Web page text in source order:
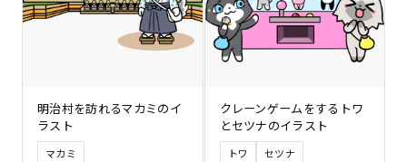
明治村を訪れるマカミのイ
ラスト
マカミ
クレーンゲームをするトワ
とセツナのイラスト
トワ セツナ